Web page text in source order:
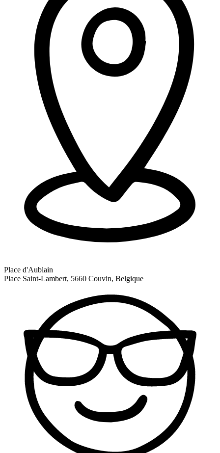
Place d'Aublain
Place Saint-Lambert, 5660 Couvin, Belgique